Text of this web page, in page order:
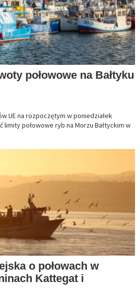
połowowe na Bałtyku
UE na rozpoczętym w poniedziałek
limity połowowe ryb na Morzu Bałtyckim w
o połowach w
Kattegat i